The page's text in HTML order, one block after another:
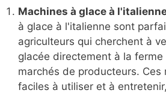
Machines à glace à
à glace à l'italienne sont
agriculteurs qui cherchent à
glacée directement à la ferme
marchés de producteurs. Ces
faciles à utiliser et à